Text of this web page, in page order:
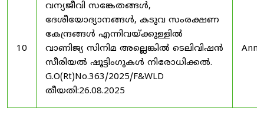
10
വന്യജീവി സങ്കേതങ്ങൾ,
ദേശീയോദ്യാനങ്ങൾ, കടുവ സംരക്ഷണ
കേന്ദ്രങ്ങൾ എന്നിവയ്ക്കുള്ളിൽ
വാണിജ്യ സിനിമ അല്ലെങ്കിൽ ടെലിവിഷൻ
സീരിയൽ ഷൂട്ടിംഗുകൾ നിരോധിക്കൽ.
G.O(Rt)No.363/2025/F&WLD
തീയതി:26.08.2025